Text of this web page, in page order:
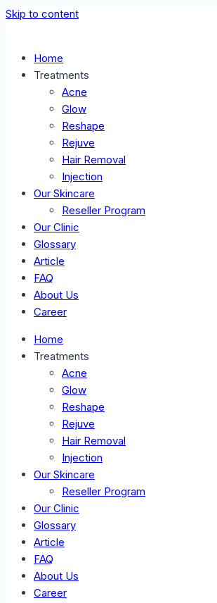
Skip to content
Home
Treatments
Acne
Glow
Reshape
Rejuve
Hair Removal
Injection
Our Skincare
Reseller Program
Our Clinic
Glossary
Article
FAQ
About Us
Career
Home
Treatments
Acne
Glow
Reshape
Rejuve
Hair Removal
Injection
Our Skincare
Reseller Program
Our Clinic
Glossary
Article
FAQ
About Us
Career